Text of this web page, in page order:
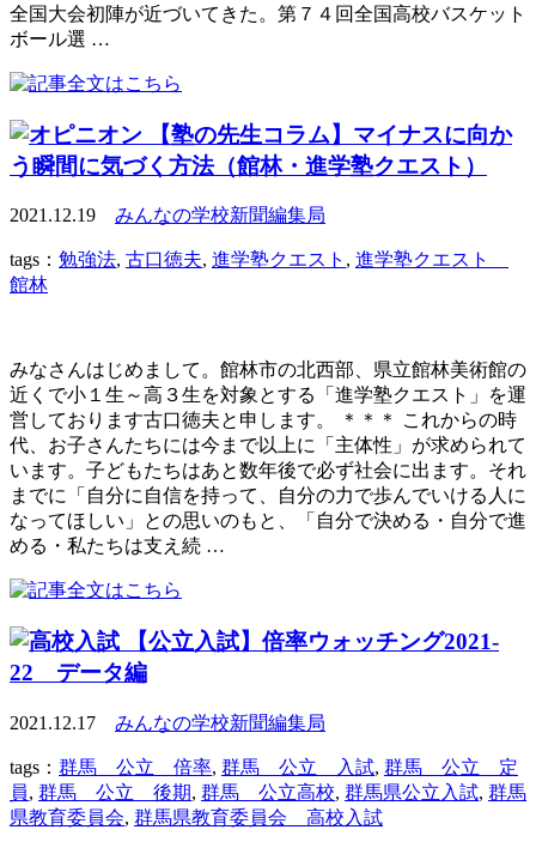
全国大会初陣が近づいてきた。第７４回全国高校バスケット
ボール選 …
【塾の先生コラム】マイナスに向か
う瞬間に気づく方法（館林・進学塾クエスト）
2021.12.19 みんなの学校新聞編集局
tags： 勉強法, 古口徳夫, 進学塾クエスト , 進学塾クエスト
館林
みなさんはじめまして。館林市の北西部、県立館林美術館の
近くで小１生～高３生を対象とする「進学塾クエスト」を運
営しております古口徳夫と申します。 ＊＊＊ これからの時
代、お子さんたちには今まで以上に「主体性」が求められて
います。子どもたちはあと数年後で必ず社会に出ます。それ
までに「自分に自信を持って、自分の力で歩んでいける人に
なってほしい」との思いのもと、「自分で決める・自分で進
める・私たちは支え続 …
【公立入試】倍率ウォッチング2021-
22 データ編
2021.12.17 みんなの学校新聞編集局
tags： 群馬 公立 倍率, 群馬 公立 入試, 群馬 公立 定
員, 群馬 公立 後期, 群馬 公立高校, 群馬県公立入試, 群馬
県教育委員会, 群馬県教育委員会 高校入試